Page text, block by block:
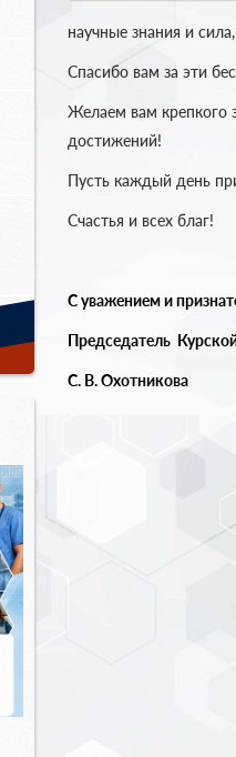
научные знания и
Спасибо вам за эти
Желаем вам крепкого
достижений!
Пусть каждый день
Счастья и всех благ!
С уважением и
Председатель
С. В. Охотникова